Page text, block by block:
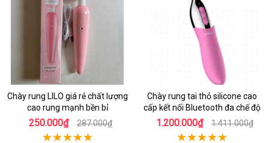
Chày rung LILO giá rẻ chất lượng
cao rung mạnh bền bỉ
250.000₫ 287.000₫
Chày rung tai thỏ silicone cao
cấp kết nối Bluetooth đa chế độ
1.200.000₫ 1.411.000₫